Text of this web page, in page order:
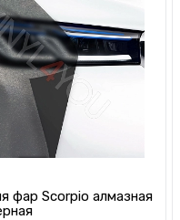
клик
В наличии
фар Scorpio алмазная